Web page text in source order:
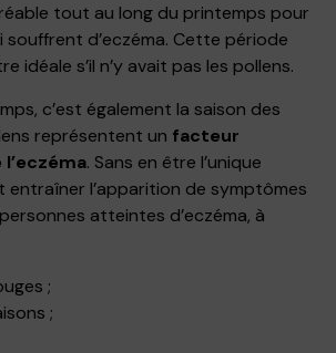
tout au long du printemps pour
souffrent d’eczéma. Cette période
idéale s’il n’y avait pas les pollens.
c’est également la saison des
représentent un facteur
. Sans en être l’unique
entraîner l’apparition de symptômes
atteintes d’eczéma, à
;
;